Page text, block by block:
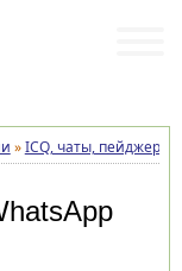
»ICQ, чаты, пейджеры